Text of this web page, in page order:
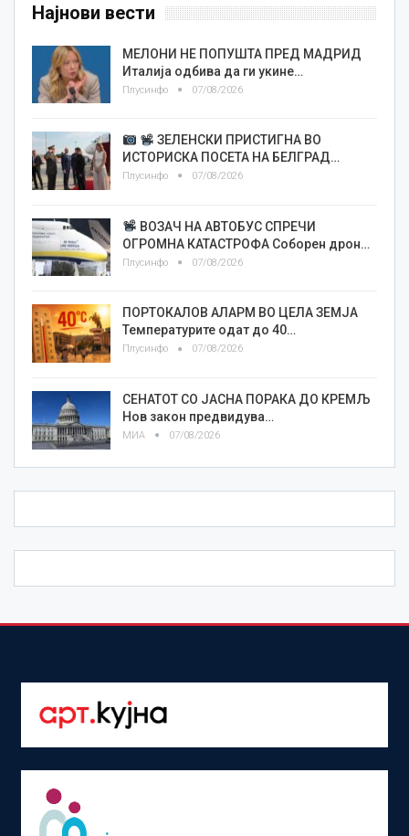
Најнови вести
МЕЛОНИ НЕ ПОПУШТА ПРЕД МАДРИД
Италија одбива да ги укине…
Плусинфо 07/08/2026
ЗЕЛЕНСКИ ПРИСТИГНА ВО
ИСТОРИСКА ПОСЕТА НА БЕЛГРАД…
Плусинфо 07/08/2026
ВОЗАЧ НА АВТОБУС СПРЕЧИ
ОГРОМНА КАТАСТРОФА Соборен дрон…
Плусинфо 07/08/2026
ПОРТОКАЛОВ АЛАРМ ВО ЦЕЛА ЗЕМЈА
Температурите одат до 40…
Плусинфо 07/08/2026
СЕНАТОТ СО ЈАСНА ПОРАКА ДО КРЕМЉ
Нов закон предвидува…
МИА 07/08/2026